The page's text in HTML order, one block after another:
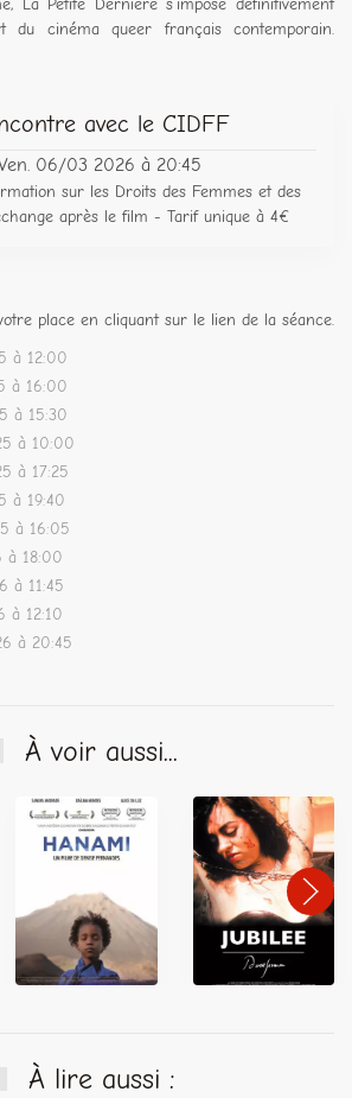
cinéma queer français contemporain.
avec le CIDFF
06/03 2026 à 20:45
sur les Droits des Femmes et des
après le film - Tarif unique à 4€
place en cliquant sur le lien de la séance.
à 12:00
à 16:00
à 15:30
à 10:00
à 17:25
à 19:40
à 16:05
à 18:00
à 11:45
à 12:10
à 20:45
À voir aussi...
À lire aussi :